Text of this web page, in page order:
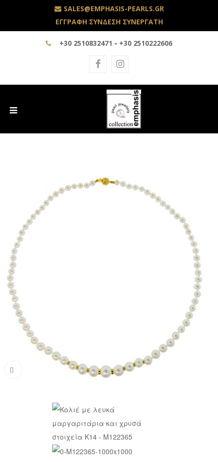
SALES@EMPHASIS-PEARLS.GR
ΕΓΓΡΑΦΗ ΣΥΝΔΕΣΗ ΣΥΝΕΡΓΑΤΗ
+30 2510832471 - +30 2510222606